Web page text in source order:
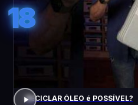
18
RECICLAR ÓLEO é POSSÍVEL?